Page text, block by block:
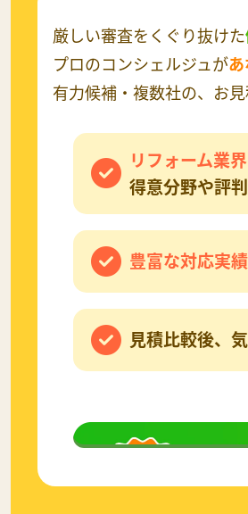
厳しい審査をくぐり抜けた
プロのコンシェルジュが
有力候補・複数社の、お
リフォーム業
得意分野や評
豊富な対応実績
見積比較後、